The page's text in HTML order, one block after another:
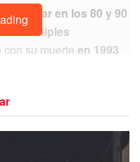
en los 80 y 90
múltiples
con su muerte en 1993
playas de Tulum,que
y por